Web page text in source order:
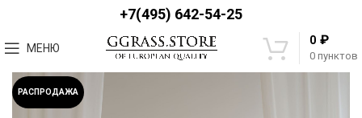
+7(495) 642-54-25
МЕНЮ
0 пунктов
0 ₽
РАСПРОДАЖА